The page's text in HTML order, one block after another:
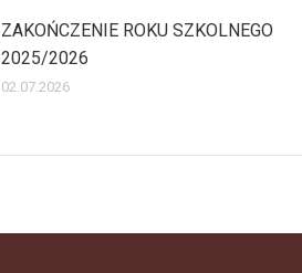
ZAKOŃCZENIE ROKU SZKOLNEGO
2025/2026
02.07.2026